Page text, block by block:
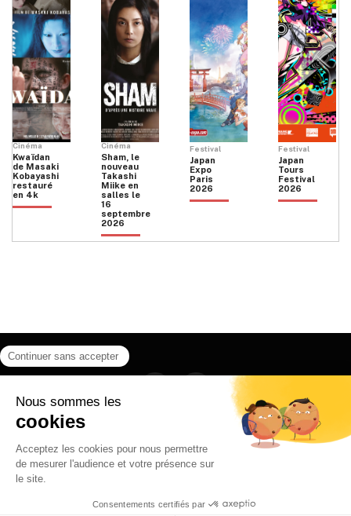
Cinéma
Kwaïdan
de Masaki
Kobayashi
restauré
en 4k
Cinéma
Sham, le
nouveau
Takashi
Miike en
salles le
16
septembre
2026
Festival
Japan
Expo
Paris
2026
Festival
Japan
Tours
Festival
2026
Instagram
CONTACT
POLITIQUE DE CONFIDENTIALITÉ
© 2026 Ilyfunet communication